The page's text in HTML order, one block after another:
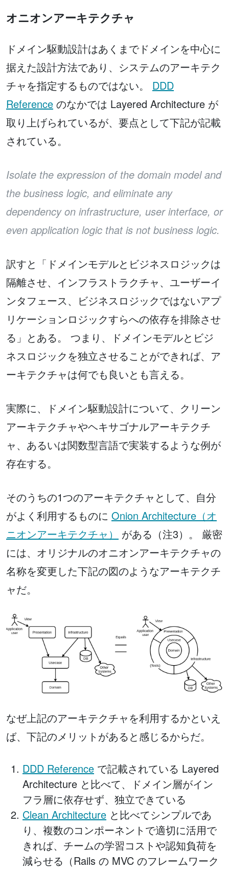
オニオンアーキテクチャ
ドメイン駆動設計はあくまでドメインを中心に
据えた設計方法であり、システムのアーキテク
チャを指定するものではない。 DDD
Reference のなかでは Layered Architecture が
取り上げられているが、要点として下記が記載
されている。
Isolate the expression of the domain model and
the business logic, and eliminate any
dependency on infrastructure, user interface, or
even application logic that is not business logic.
訳すと「ドメインモデルとビジネスロジックは
隔離させ、インフラストラクチャ、ユーザーイ
ンタフェース、ビジネスロジックではないアプ
リケーションロジックすらへの依存を排除させ
る」とある。 つまり、ドメインモデルとビジ
ネスロジックを独立させることができれば、ア
ーキテクチャは何でも良いとも言える。
実際に、ドメイン駆動設計について、クリーン
アーキテクチャやヘキサゴナルアーキテクチ
ャ、あるいは関数型言語で実装するような例が
存在する。
そのうちの1つのアーキテクチャとして、自分
がよく利用するものに Onion Architecture（オ
ニオンアーキテクチャ）
がある（注3）。 厳密
には、オリジナルのオニオンアーキテクチャの
名称を変更した下記の図のようなアーキテクチ
ャだ。
なぜ上記のアーキテクチャを利用するかといえ
ば、下記のメリットがあると感じるからだ。
DDD Reference で記載されている Layered
Architecture と比べて、ドメイン層がイン
フラ層に依存せず、独立できている
Clean Architecture と比べてシンプルであ
り、複数のコンポーネントで適切に活用で
きれば、チームの学習コストや認知負荷を
減らせる（Rails の MVC のフレームワーク